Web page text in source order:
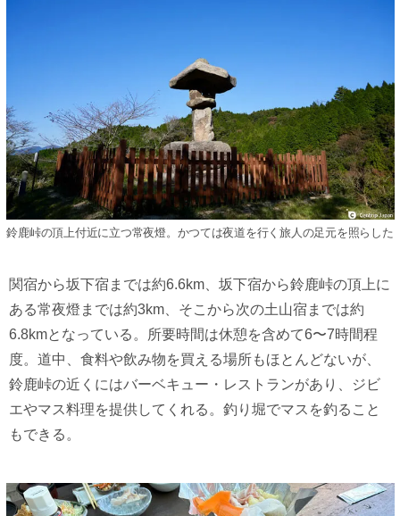
鈴鹿峠の頂上付近に立つ常夜燈。かつては夜道を行く旅人の足元を照らした
関宿から坂下宿までは約6.6km、坂下宿から鈴鹿峠の頂上に
ある常夜燈までは約3km、そこから次の土山宿までは約
6.8kmとなっている。所要時間は休憩を含めて6〜7時間程
度。道中、食料や飲み物を買える場所もほとんどないが、
鈴鹿峠の近くにはバーベキュー・レストランがあり、ジビ
エやマス料理を提供してくれる。釣り堀でマスを釣ること
もできる。